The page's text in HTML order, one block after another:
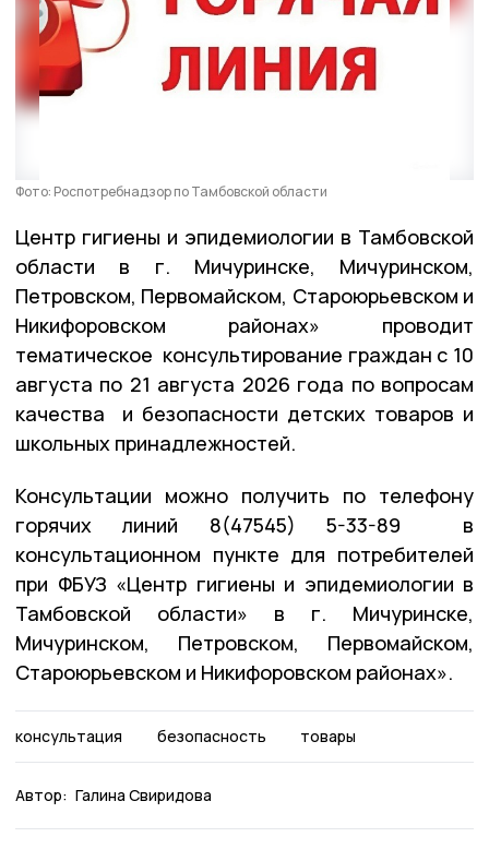
Фото: Роспотребнадзор по Тамбовской области
Центр гигиены и эпидемиологии в Тамбовской
области в г. Мичуринске, Мичуринском,
Петровском, Первомайском, Староюрьевском и
Никифоровском районах» проводит
тематическое консультирование граждан с 10
августа по 21 августа 2026 года по вопросам
качества и безопасности детских товаров и
школьных принадлежностей.
Консультации можно получить по телефону
горячих линий 8(47545) 5-33-89 в
консультационном пункте для потребителей
при ФБУЗ «Центр гигиены и эпидемиологии в
Тамбовской области» в г. Мичуринске,
Мичуринском, Петровском, Первомайском,
Староюрьевском и Никифоровском районах».
консультация безопасность товары
Автор: Галина Свиридова